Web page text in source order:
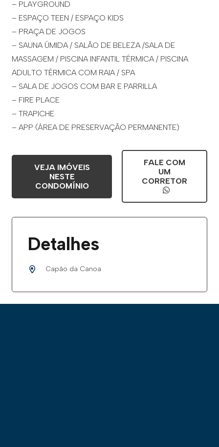
– PLAYGROUND
– ESPAÇO TEEN / ESPAÇO KIDS
– PRAÇA DE JOGOS
– SAUNA ÚMIDA / SALÃO DE BELEZA /SALA DE
MASSAGEM / PISCINA INFANTIL TÉRMICA / PISCINA
ADULTO TÉRMICA COM RAIA / SPA
– SALA DE JOGOS COM BAR E PARRILLA
– FIRE PLACE
– TRAPICHE
– APP (ÁREA DE PRESERVAÇÃO PERMANENTE)
VEJA IMÓVEIS
NESTE
CONDOMÍNIO
FALE COM
UM
CORRETOR
Detalhes
Capão da Canoa